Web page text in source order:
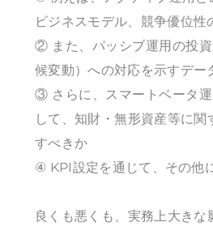
ビジネスモデル、競争優位
② また、パッシブ運用の投
候変動）への対応を示すデ
③ さらに、スマートベータ
して、知財・無形資産等に
すべきか
④ KPI設定を通じて、その他
良くも悪くも、実務上大き